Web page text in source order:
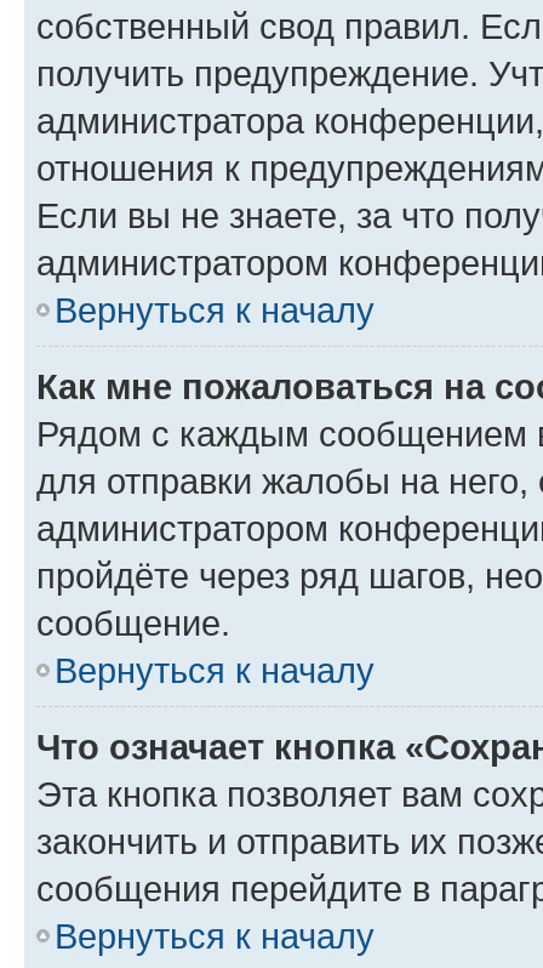
собственный свод правил.
получить предупреждение.
администратора
отношения к
Если вы не знаете, за что
администратором
Вернуться к началу
Как мне пожаловаться на
Рядом с каждым сообщением
для отправки жалобы на
администратором
пройдёте через ряд шагов,
сообщение.
Вернуться к началу
Что означает кнопка
Эта кнопка позволяет вам
закончить и отправить их
сообщения перейдите в
Вернуться к началу